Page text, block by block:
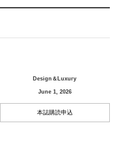
Design＆Luxury
June 1, 2026
本誌購読申込